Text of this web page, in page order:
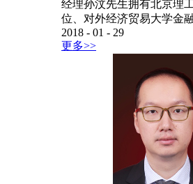
经理孙汶先生拥有北京理
位、对外经济贸易大学金
2018 - 01 - 29
更多>>